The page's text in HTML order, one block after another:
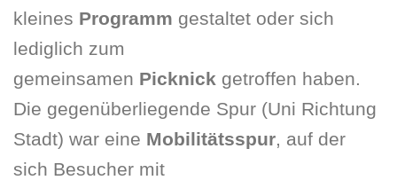
kleines Programm gestaltet oder sich
lediglich zum
gemeinsamen Picknick getroffen haben.
Die gegenüberliegende Spur (Uni Richtung
Stadt) war eine Mobilitätsspur, auf der
sich Besucher mit